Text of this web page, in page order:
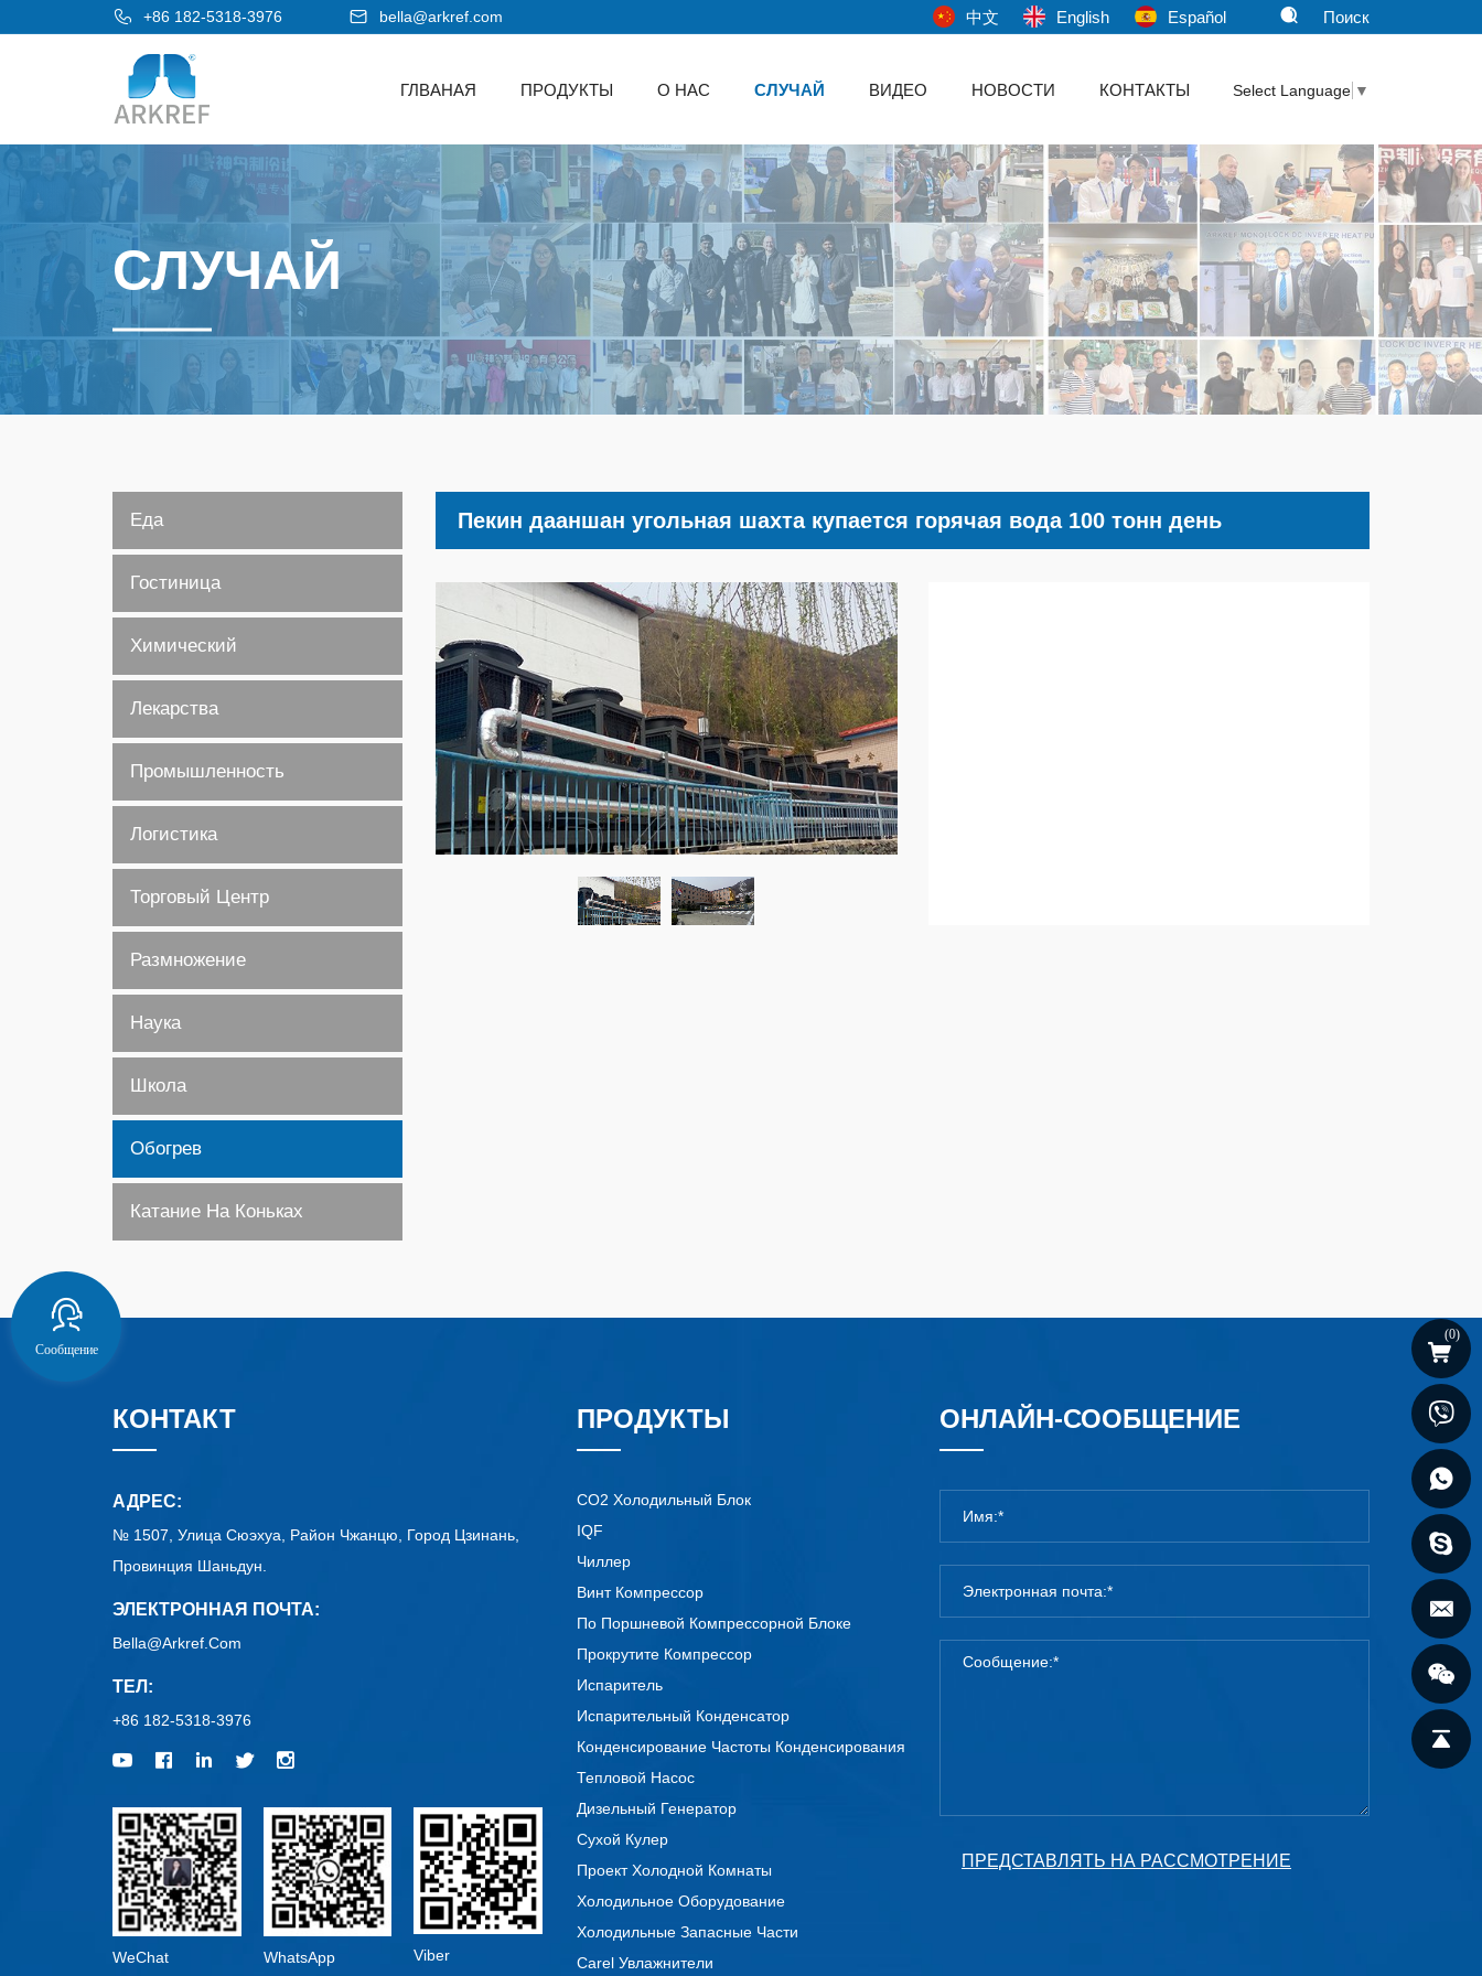
+86 182-5318-3976 bella@arkref.com 中文 English Español Поиск
ГЛВАНАЯ ПРОДУКТЫ О НАС СЛУЧАЙ ВИДЕО НОВОСТИ КОНТАКТЫ Select Language ▼
СЛУЧАЙ
Еда
Гостиница
Химический
Лекарства
Промышленность
Логистика
Торговый Центр
Размножение
Наука
Школа
Обогрев
Катание На Коньках
Пекин дааншан угольная шахта купается горячая вода 100 тонн день
(0)
Сообщение
КОНТАКТ
АДРЕС:
№ 1507, Улица Сюэхуа, Район Чжанцю, Город Цзинань,
Провинция Шаньдун.
ЭЛЕКТРОННАЯ ПОЧТА:
Bella@arkref.com
ТЕЛ:
+86 182-5318-3976
WeChat WhatsApp Viber
ПРОДУКТЫ
CO2 Холодильный Блок
IQF
Чиллер
Винт Компрессор
По Поршневой Компрессорной Блоке
Прокрутите Компрессор
Испаритель
Испарительный Конденсатор
Конденсирование Частоты Конденсирования
Тепловой Насос
Дизельный Генератор
Сухой Кулер
Проект Холодной Комнаты
Холодильное Оборудование
Холодильные Запасные Части
Carel Увлажнители
ОНЛАЙН-СООБЩЕНИЕ
ПРЕДСТАВЛЯТЬ НА РАССМОТРЕНИЕ